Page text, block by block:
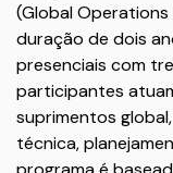
(Global
duração de dois
presenciais com
participantes
suprimentos
técnica,